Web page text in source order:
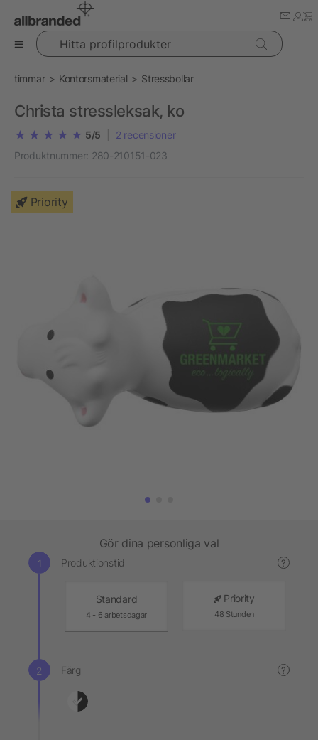
Hitta profilprodukter
timmar Kontorsmaterial Stressbollar
Christa stressleksak, ko
5/5 2 recensioner
Produktnummer: 280-210151-023
Priority
Gör dina personliga val
Produktionstid ?
Standard
4 - 6 arbetsdagar
Priority
48 Stunden
Färg ?